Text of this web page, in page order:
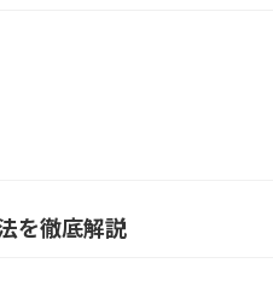
を徹底解説